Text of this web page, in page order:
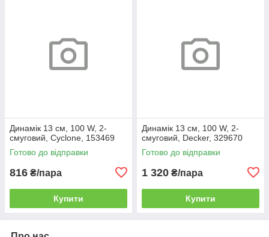
Динамік 13 см, 100 W, 2-
смуговий, Cyclone, 153469
Готово до відправки
816 ₴/пара
Купити
Динамік 13 см, 100 W, 2-
смуговий, Decker, 329670
Готово до відправки
1 320 ₴/пара
Купити